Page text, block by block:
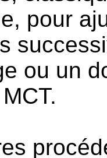
pour
ou un